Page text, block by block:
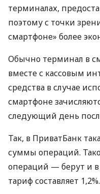
терминалах,
поэтому с точки
смартфоне» более
Обычно терминал в
вместе с кассовым
средства в случае
смартфоне
следующий день
Так, в ПриватБанк
суммы операций.
операций — берут и в
тариф составляет 1,2%.